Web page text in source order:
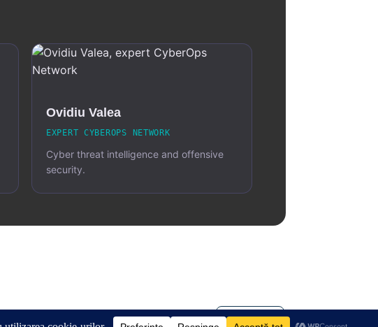
Ovidiu Valea
EXPERT CYBEROPS NETWORK
Cyber threat intelligence and offensive
security.